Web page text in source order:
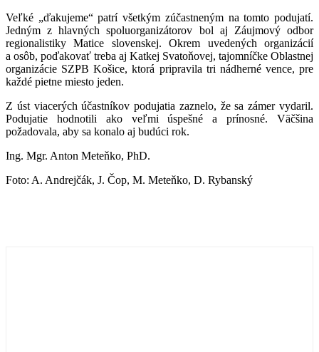
Veľké „ďakujeme“ patrí všetkým zúčastneným na tomto podujatí.
Jedným z hlavných spoluorganizátorov bol aj Záujmový odbor
regionalistiky Matice slovenskej. Okrem uvedených organizácií
a osôb, poďakovať treba aj Katkej Svatoňovej, tajomníčke Oblastnej
organizácie SZPB Košice, ktorá pripravila tri nádherné vence, pre
každé pietne miesto jeden.
Z úst viacerých účastníkov podujatia zaznelo, že sa zámer vydaril.
Podujatie hodnotili ako veľmi úspešné a prínosné. Väčšina
požadovala, aby sa konalo aj budúci rok.
Ing. Mgr. Anton Meteňko, PhD.
Foto: A. Andrejčák, J. Čop, M. Meteňko, D. Rybanský